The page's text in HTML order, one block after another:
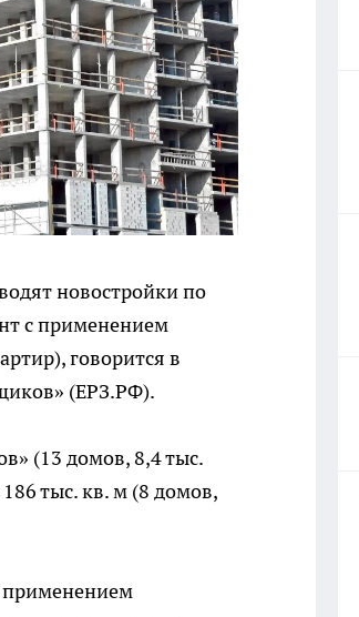
новостройки по
с применением
говорится в
(ЕРЗ.РФ).
(13 домов, 8,4 тыс.
тыс. кв. м (8 домов,
применением